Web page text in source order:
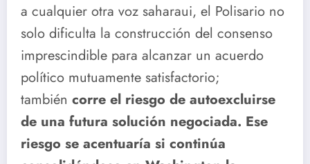
a cualquier otra voz saharaui, el Polisario no
solo dificulta la construcción del consenso
imprescindible para alcanzar un acuerdo
político mutuamente satisfactorio;
también corre el riesgo de autoexcluirse
de una futura solución negociada. Ese
riesgo se acentuaría si continúa